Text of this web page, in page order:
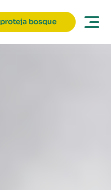
proteja bosque